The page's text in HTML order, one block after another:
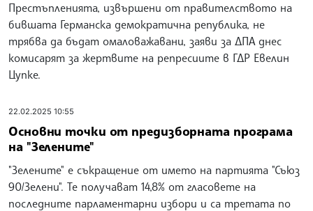
Престъпленията, извършени от правителството на
бившата Германска демократична република, не
трябва да бъдат омаловажавани, заяви за ДПА днес
комисарят за жертвите на репресиите в ГДР Евелин
Цупке.
22.02.2025 10:55
Основни точки от предизборната програма
на "Зелените"
"Зелените" е съкращение от името на партията "Съюз
90/Зелени". Те получават 14,8% от гласовете на
последните парламентарни избори и са третата по